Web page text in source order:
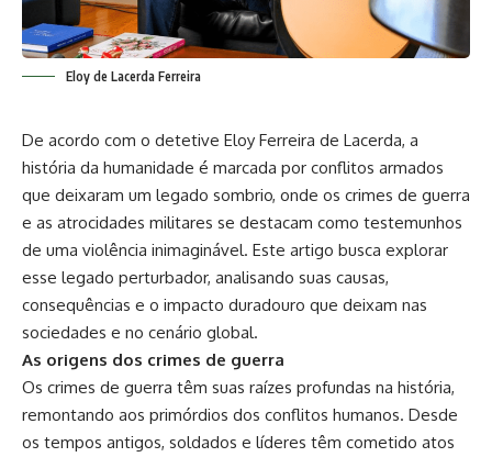
Eloy de Lacerda Ferreira
De acordo com o detetive Eloy Ferreira de Lacerda, a
história da humanidade é marcada por conflitos armados
que deixaram um legado sombrio, onde os crimes de guerra
e as atrocidades militares se destacam como testemunhos
de uma violência inimaginável. Este artigo busca explorar
esse legado perturbador, analisando suas causas,
consequências e o impacto duradouro que deixam nas
sociedades e no cenário global.
As origens dos crimes de guerra
Os crimes de guerra têm suas raízes profundas na história,
remontando aos primórdios dos conflitos humanos. Desde
os tempos antigos, soldados e líderes têm cometido atos